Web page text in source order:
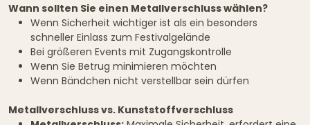
Wann sollten Sie einen Metallverschluss wählen?
Wenn Sicherheit wichtiger ist als ein besonders
schneller Einlass zum Festivalgelände
Bei größeren Events mit Zugangskontrolle
Wenn Sie Betrug minimieren möchten
Wenn Bändchen nicht verstellbar sein dürfen
Metallverschluss vs. Kunststoffverschluss